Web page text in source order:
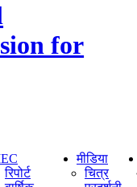
for
रिपोर्ट
मीडिया
चित्र